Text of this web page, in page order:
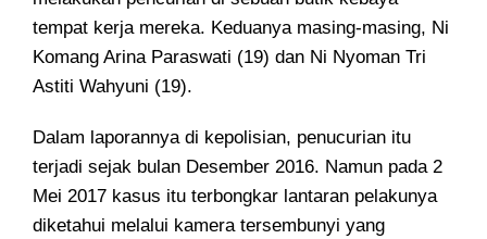
tempat kerja mereka. Keduanya masing-masing, Ni
Komang Arina Paraswati (19) dan Ni Nyoman Tri
Astiti Wahyuni (19).
Dalam laporannya di kepolisian, penucurian itu
terjadi sejak bulan Desember 2016. Namun pada 2
Mei 2017 kasus itu terbongkar lantaran pelakunya
diketahui melalui kamera tersembunyi yang